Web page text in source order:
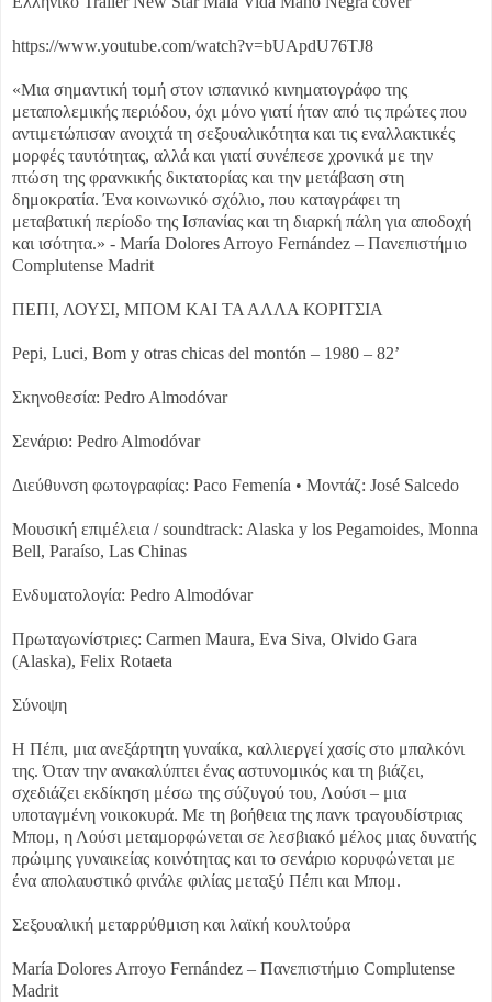
https://www.youtube.com/watch?v=bUApdU76TJ8
«Μια σημαντική τομή στον ισπανικό κινηματογράφο της
μεταπολεμικής περιόδου, όχι μόνο γιατί ήταν από τις πρώτες που
αντιμετώπισαν ανοιχτά τη σεξουαλικότητα και τις εναλλακτικές
μορφές ταυτότητας, αλλά και γιατί συνέπεσε χρονικά με την
πτώση της φρανκικής δικτατορίας και την μετάβαση στη
δημοκρατία. Ένα κοινωνικό σχόλιο, που καταγράφει τη
μεταβατική περίοδο της Ισπανίας και τη διαρκή πάλη για αποδοχή
και ισότητα.» - María Dolores Arroyo Fernández – Πανεπιστήμιο
Complutense Madrit
ΠΕΠΙ, ΛΟΥΣΙ, ΜΠΟΜ ΚΑΙ ΤΑ ΑΛΛΑ ΚΟΡΙΤΣΙΑ
Pepi, Luci, Bom y otras chicas del montón – 1980 – 82’
Σκηνοθεσία: Pedro Almodóvar
Σενάριο: Pedro Almodóvar
Διεύθυνση φωτογραφίας: Paco Femenía • Μοντάζ: José Salcedo
Μουσική επιμέλεια / soundtrack: Alaska y los Pegamoides, Monna
Bell, Paraíso, Las Chinas
Ενδυματολογία: Pedro Almodóvar
Πρωταγωνίστριες: Carmen Maura, Eva Siva, Olvido Gara
(Alaska), Felix Rotaeta
Σύνοψη
Η Πέπι, μια ανεξάρτητη γυναίκα, καλλιεργεί χασίς στο μπαλκόνι
της. Όταν την ανακαλύπτει ένας αστυνομικός και τη βιάζει,
σχεδιάζει εκδίκηση μέσω της σύζυγού του, Λούσι – μια
υποταγμένη νοικοκυρά. Με τη βοήθεια της πανκ τραγουδίστριας
Μπομ, η Λούσι μεταμορφώνεται σε λεσβιακό μέλος μιας δυνατής
πρώιμης γυναικείας κοινότητας και το σενάριο κορυφώνεται με
ένα απολαυστικό φινάλε φιλίας μεταξύ Πέπι και Μπομ.
Σεξουαλική μεταρρύθμιση και λαϊκή κουλτούρα
María Dolores Arroyo Fernández – Πανεπιστήμιο Complutense
Madrit